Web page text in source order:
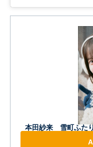
本田紗来 雪町ふた